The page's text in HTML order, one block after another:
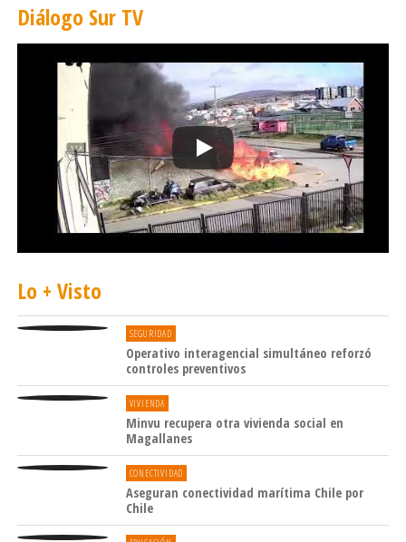
Diálogo Sur TV
Lo + Visto
SEGURIDAD
Operativo interagencial simultáneo reforzó
controles preventivos
VIVIENDA
Minvu recupera otra vivienda social en
Magallanes
CONECTIVIDAD
Aseguran conectividad marítima Chile por
Chile